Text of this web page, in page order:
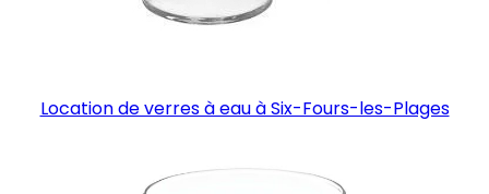
Location de verres à eau à Six-Fours-les-Plages